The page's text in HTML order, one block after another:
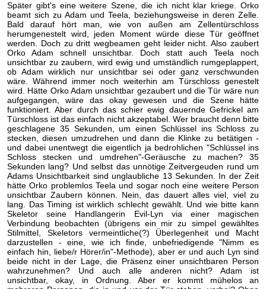
Später gibt's eine weitere Szene, die ich nicht klar kriege. Orko
beamt sich zu Adam und Teela, beziehungsweise in deren Zelle.
Bald darauf hört man, wie von außen am Zellentürschloss
herumgenestelt wird, jeden Moment würde diese Tür geöffnet
werden. Doch zu dritt wegbeamen geht leider nicht. Also zaubert
Orko Adam schnell unsichtbar. Doch statt auch Teela noch
unsichtbar zu zaubern, wird ewig und umständlich rumgeplappert,
ob Adam wirklich nur unsichtbar sei oder ganz verschwunden
wäre. Während immer noch weiterhin am Türschloss genestelt
wird. Hätte Orko Adam unsichtbar gezaubert und die Tür wäre nun
aufgegangen, wäre das okay gewesen und die Szene hätte
funktioniert. Aber durch das schier ewig dauernde Gefrickel am
Türschloss ist das einfach nicht akzeptabel. Wer braucht denn bitte
geschlagene 35 Sekunden, um einen Schlüssel ins Schloss zu
stecken, diesen umzudrehen und dann die Klinke zu betätigen -
und dabei unentwegt die eigentlich ja bedrohlichen "Schlüssel ins
Schloss stecken und umdrehen"-Geräusche zu machen? 35
Sekunden lang? Und selbst das unnötige Zeitvergeuden rund um
Adams Unsichtbarkeit sind unglaubliche 13 Sekunden. In der Zeit
hätte Orko problemlos Teela und sogar noch eine weitere Person
unsichtbar Zaubern können. Nein, das dauert alles viel, viel zu
lang. Das Timing ist wirklich schlecht gewählt. Und wie bitte kann
Skeletor seine Handlangerin Evil-Lyn via einer magischen
Verbindung beobachten (übrigens ein mir zu simpel gewähltes
Stilmittel, Skeletors vermeintliche(?) Überlegenheit und Macht
darzustellen - eine, wie ich finde, unbefriedigende "Nimm es
einfach hin, liebe/r Hörer/in"-Methode), aber er und auch Lyn sind
beide nicht in der Lage, die Präsenz einer unsichtbaren Person
wahrzunehmen? Und auch alle anderen nicht? Adam ist
unsichtbar, okay, in Ordnung. Aber er kommt mühelos an